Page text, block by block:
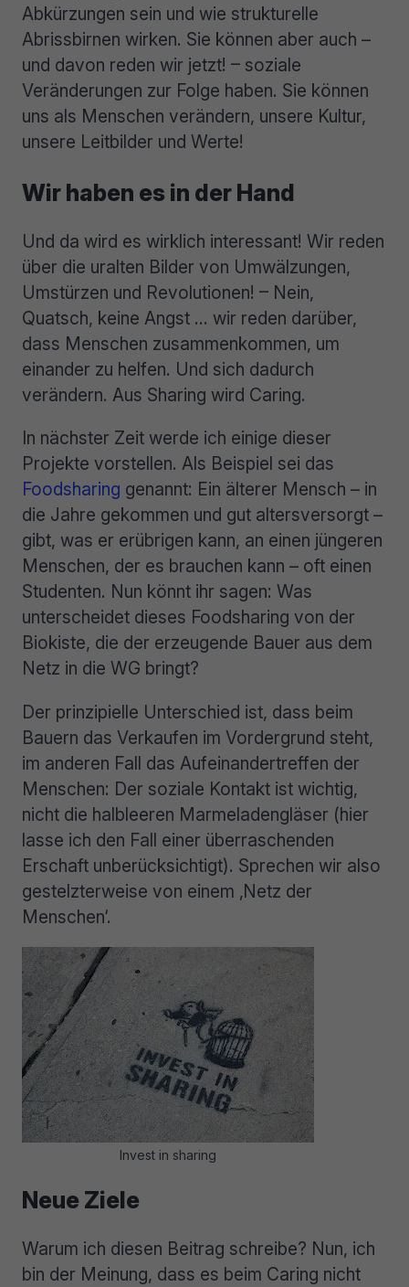
Abkürzungen sein und wie strukturelle
Abrissbirnen wirken. Sie können aber auch –
und davon reden wir jetzt! – soziale
Veränderungen zur Folge haben. Sie können
uns als Menschen verändern, unsere Kultur,
unsere Leitbilder und Werte!
Wir haben es in der Hand
Und da wird es wirklich interessant! Wir reden
über die uralten Bilder von Umwälzungen,
Umstürzen und Revolutionen! – Nein,
Quatsch, keine Angst … wir reden darüber,
dass Menschen zusammenkommen, um
einander zu helfen. Und sich dadurch
verändern. Aus Sharing wird Caring.
In nächster Zeit werde ich einige dieser
Projekte vorstellen. Als Beispiel sei das
Foodsharing genannt: Ein älterer Mensch – in
die Jahre gekommen und gut altersversorgt –
gibt, was er erübrigen kann, an einen jüngeren
Menschen, der es brauchen kann – oft einen
Studenten. Nun könnt ihr sagen: Was
unterscheidet dieses Foodsharing von der
Biokiste, die der erzeugende Bauer aus dem
Netz in die WG bringt?
Der prinzipielle Unterschied ist, dass beim
Bauern das Verkaufen im Vordergrund steht,
im anderen Fall das Aufeinandertreffen der
Menschen: Der soziale Kontakt ist wichtig,
nicht die halbleeren Marmeladengläser (hier
lasse ich den Fall einer überraschenden
Erschaft unberücksichtigt). Sprechen wir also
gestelzterweise von einem ‚Netz der
Menschen‘.
Invest in sharing
Neue Ziele
Warum ich diesen Beitrag schreibe? Nun, ich
bin der Meinung, dass es beim Caring nicht